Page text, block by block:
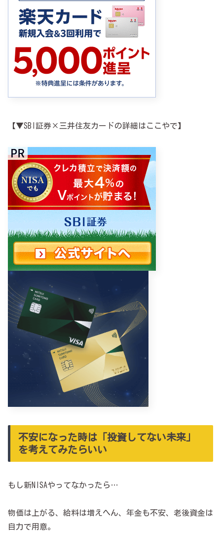
【▼SBI証券×三井住友カードの詳細はここやで】
不安になった時は「投資してない未来」
を考えてみたらいい
もし新NISAやってなかったら…
物価は上がる、給料は増えへん、年金も不安、老後資金は
自力で用意。